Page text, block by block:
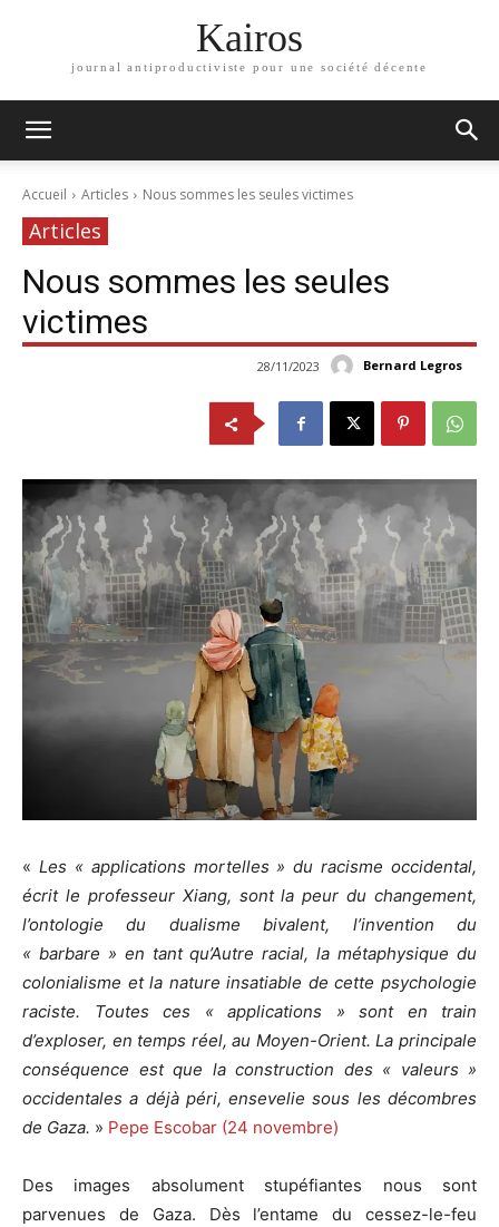
Kairos
journal antiproductiviste pour une société décente
Accueil Articles Nous sommes les seules victimes
Articles
Nous sommes les seules
victimes
Bernard Legros
28/11/2023
« Les « applications mortelles » du racisme occidental,
écrit le professeur Xiang, sont la peur du changement,
l’ontologie du dualisme bivalent, l’invention du
« barbare » en tant qu’Autre racial, la métaphysique du
colonialisme et la nature insatiable de cette psychologie
raciste. Toutes ces « applications » sont en train
d’exploser, en temps réel, au Moyen-Orient. La principale
conséquence est que la construction des « valeurs »
occidentales a déjà péri, ensevelie sous les décombres
de Gaza. » Pepe Escobar (24 novembre)
Des images absolument stupéfiantes nous sont
parvenues de Gaza. Dès l’entame du cessez-le-feu